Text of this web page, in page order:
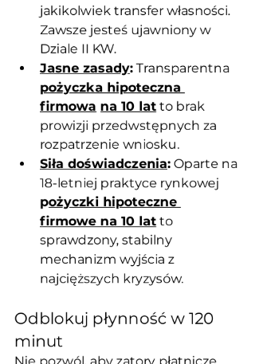
jakikolwiek transfer własności.
Zawsze jesteś ujawniony w
Dziale II KW.
Jasne zasady: Transparentna
pożyczka hipoteczna
firmowa na 10 lat to brak
prowizji przedwstępnych za
rozpatrzenie wniosku.
Siła doświadczenia: Oparte na
18-letniej praktyce rynkowej
pożyczki hipoteczne
firmowe na 10 lat to
sprawdzony, stabilny
mechanizm wyjścia z
najcięższych kryzysów.
Odblokuj płynność w 120
minut
Nie pozwól, aby zatory płatnicze